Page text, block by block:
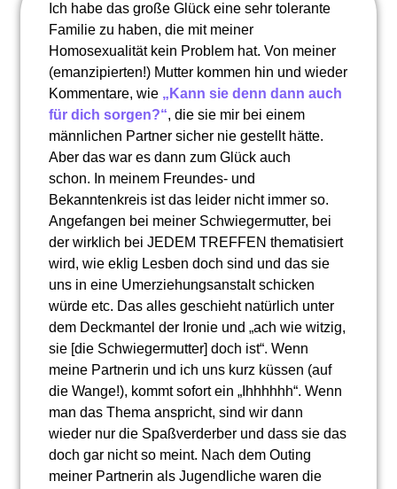
Ich habe das große Glück eine sehr tolerante
Familie zu haben, die mit meiner
Homosexualität kein Problem hat. Von meiner
(emanzipierten!) Mutter kommen hin und wieder
Kommentare, wie „Kann sie denn dann auch
für dich sorgen?“, die sie mir bei einem
männlichen Partner sicher nie gestellt hätte.
Aber das war es dann zum Glück auch
schon. In meinem Freundes- und
Bekanntenkreis ist das leider nicht immer so.
Angefangen bei meiner Schwiegermutter, bei
der wirklich bei JEDEM TREFFEN thematisiert
wird, wie eklig Lesben doch sind und das sie
uns in eine Umerziehungsanstalt schicken
würde etc. Das alles geschieht natürlich unter
dem Deckmantel der Ironie und „ach wie witzig,
sie [die Schwiegermutter] doch ist“. Wenn
meine Partnerin und ich uns kurz küssen (auf
die Wange!), kommt sofort ein „Ihhhhhh“. Wenn
man das Thema anspricht, sind wir dann
wieder nur die Spaßverderber und dass sie das
doch gar nicht so meint. Nach dem Outing
meiner Partnerin als Jugendliche waren die